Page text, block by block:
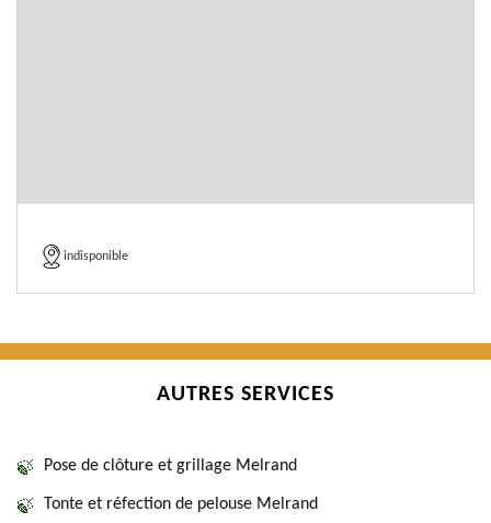
indisponible
AUTRES SERVICES
Pose de clôture et grillage Melrand
Tonte et réfection de pelouse Melrand